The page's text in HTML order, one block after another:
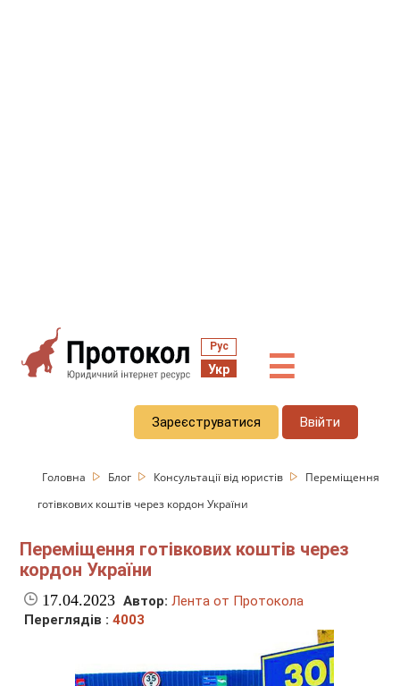
Рус
Укр ☰
Зареєструватися Ввійти
Головна Блог Консультації від юристів
Переміщення
готівкових коштів через кордон України
Переміщення готівкових коштів через
кордон України
17.04.2023 Автор: Лента от Протокола
Переглядів :4003